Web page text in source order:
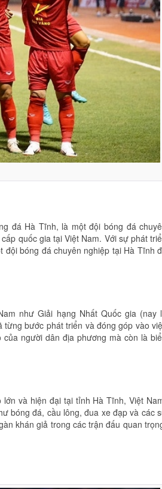
đá Hà Tĩnh, là một đội bóng đá
quốc gia tại Việt Nam. Với sự phát
bóng đá chuyên nghiệp tại Hà Tĩnh
như Giải hạng Nhất Quốc gia (nay
bước phát triển và đóng góp vào
người dân địa phương mà còn là
và hiện đại tại tỉnh Hà Tĩnh, Việt
bóng đá, cầu lông, đua xe đạp và các
khán giả trong các trận đấu quan